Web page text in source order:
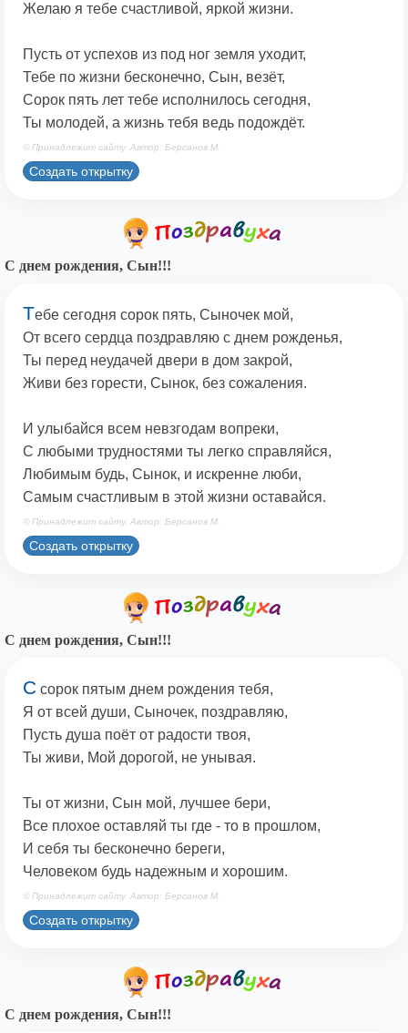
Желаю я тебе счастливой, яркой жизни.
Пусть от успехов из под ног земля уходит,
Тебе по жизни бесконечно, Сын, везёт,
Сорок пять лет тебе исполнилось сегодня,
Ты молодей, а жизнь тебя ведь подождёт.
© Принадлежит сайту. Автор: Берсанов М.
Создать открытку
С днем рождения, Сын!!!
Тебе сегодня сорок пять, Сыночек мой,
От всего сердца поздравляю с днем рожденья,
Ты перед неудачей двери в дом закрой,
Живи без горести, Сынок, без сожаления.
И улыбайся всем невзгодам вопреки,
С любыми трудностями ты легко справляйся,
Любимым будь, Сынок, и искренне люби,
Самым счастливым в этой жизни оставайся.
© Принадлежит сайту. Автор: Берсанов М.
Создать открытку
С днем рождения, Сын!!!
С сорок пятым днем рождения тебя,
Я от всей души, Сыночек, поздравляю,
Пусть душа поёт от радости твоя,
Ты живи, Мой дорогой, не унывая.
Ты от жизни, Сын мой, лучшее бери,
Все плохое оставляй ты где - то в прошлом,
И себя ты бесконечно береги,
Человеком будь надежным и хорошим.
© Принадлежит сайту. Автор: Берсанов М.
Создать открытку
С днем рождения, Сын!!!